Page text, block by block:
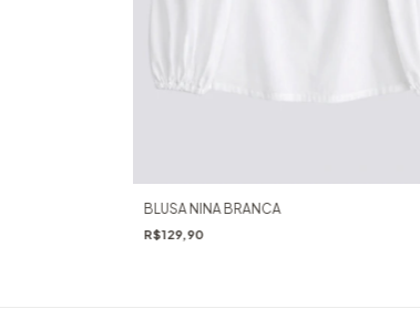
BLUSA NINA BRANCA
R$129,90